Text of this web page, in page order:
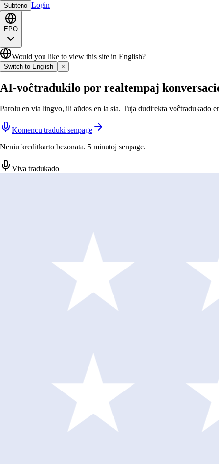
Subteno Login
EPO
Would you like to view this site in English?
Switch to English ×
AI-voĉtradukilo por realtempaj
Parolu en via lingvo, ili aŭdos en la sia. Tuja dudirekta voĉtradukado
Komencu traduki senpage
Neniu kreditkarto bezonata. 5 minutoj senpage.
Viva tradukado